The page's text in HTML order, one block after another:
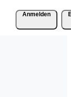
Anmelden